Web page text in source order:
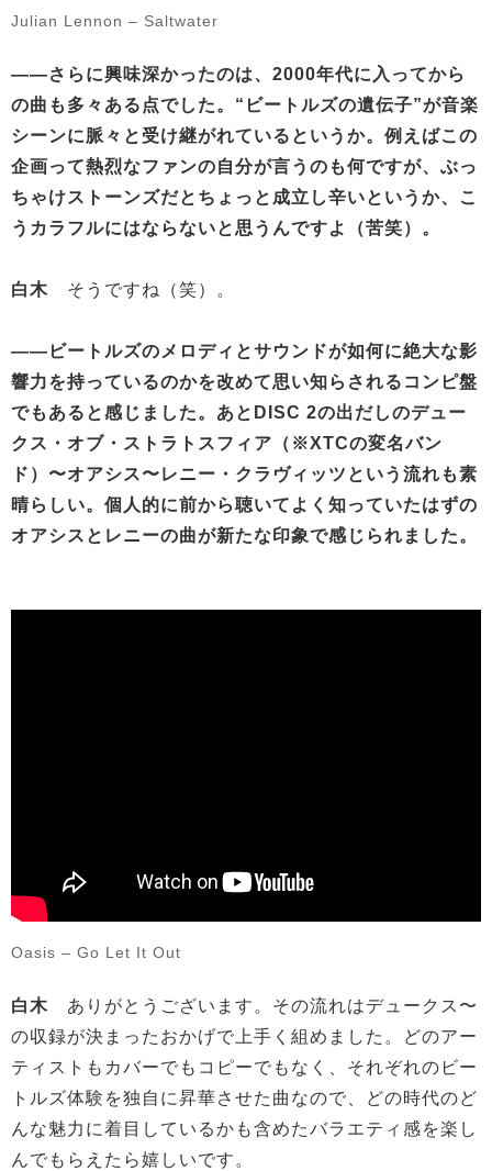
Julian Lennon – Saltwater
——さらに興味深かったのは、2000年代に入ってから
の曲も多々ある点でした。“ビートルズの遺伝子”が音楽
シーンに脈々と受け継がれているというか。例えばこの
企画って熱烈なファンの自分が言うのも何ですが、ぶっ
ちゃけストーンズだとちょっと成立し辛いというか、こ
うカラフルにはならないと思うんですよ（苦笑）。
白木 そうですね（笑）。
——ビートルズのメロディとサウンドが如何に絶大な影
響力を持っているのかを改めて思い知らされるコンピ盤
でもあると感じました。あとDISC 2の出だしのデュー
クス・オブ・ストラトスフィア（※XTCの変名バン
ド）〜オアシス〜レニー・クラヴィッツという流れも素
晴らしい。個人的に前から聴いてよく知っていたはずの
オアシスとレニーの曲が新たな印象で感じられました。
Oasis – Go Let It Out
白木 ありがとうございます。その流れはデュークス〜
の収録が決まったおかげで上手く組めました。どのアー
ティストもカバーでもコピーでもなく、それぞれのビー
トルズ体験を独自に昇華させた曲なので、どの時代のど
んな魅力に着目しているかも含めたバラエティ感を楽し
んでもらえたら嬉しいです。